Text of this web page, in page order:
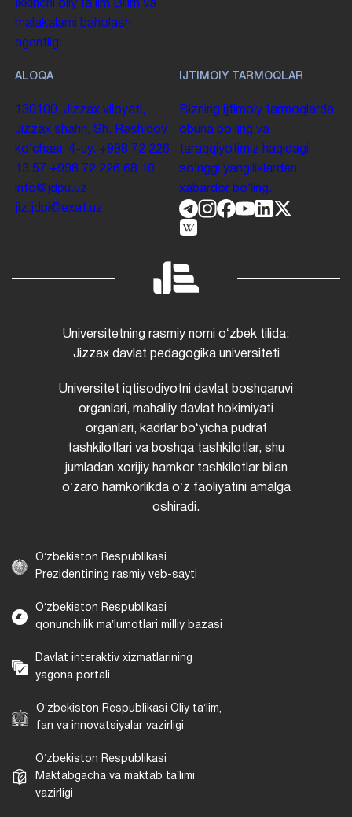
Ikkinchi oliy taʼlim Bilim va
malakalarni baholash
agentligi
ALOQA
130100. Jizzax viloyati,
Jizzax shahri, Sh. Rashidov
koʻchasi, 4-uy. +998 72 226
13 57 +998 72 226 68 10
info@jdpu.uz
jiz.jdpi@exat.uz
IJTIMOIY TARMOQLAR
Bizning ijtimoiy tarmoqlarda
obuna boʻling va
taraqqiyotimiz haqidagi
soʻnggi yangiliklardan
xabardor boʻling.
Universitetning rasmiy nomi oʻzbek tilida:
Jizzax davlat pedagogika universiteti
Universitet iqtisodiyotni davlat boshqaruvi
organlari, mahalliy davlat hokimiyati
organlari, kadrlar boʻyicha pudrat
tashkilotlari va boshqa tashkilotlar, shu
jumladan xorijiy hamkor tashkilotlar bilan
oʻzaro hamkorlikda oʻz faoliyatini amalga
oshiradi.
Oʻzbekiston Respublikasi
Prezidentining rasmiy veb-sayti
Oʻzbekiston Respublikasi
qonunchilik maʼlumotlari milliy bazasi
Davlat interaktiv xizmatlarining
yagona portali
Oʻzbekiston Respublikasi Oliy taʼlim,
fan va innovatsiyalar vazirligi
Oʻzbekiston Respublikasi
Maktabgacha va maktab taʼlimi
vazirligi